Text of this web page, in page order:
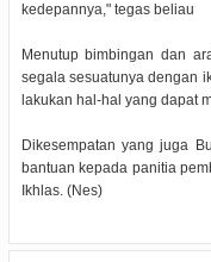
kedepannya," tegas beliau
Menutup bimbingan dan
segala sesuatunya dengan
lakukan hal-hal yang dapat
Dikesempatan yang juga
bantuan kepada panitia
Ikhlas. (Nes)